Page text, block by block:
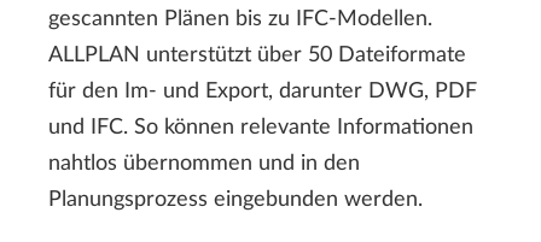
gescannten Plänen bis zu IFC-Modellen.
ALLPLAN unterstützt über 50 Dateiformate
für den Im- und Export, darunter DWG, PDF
und IFC. So können relevante Informationen
nahtlos übernommen und in den
Planungsprozess eingebunden werden.